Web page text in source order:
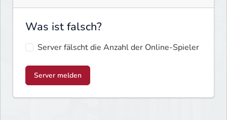
Was ist falsch?
Server fälscht die Anzahl der Online-Spieler
Server melden